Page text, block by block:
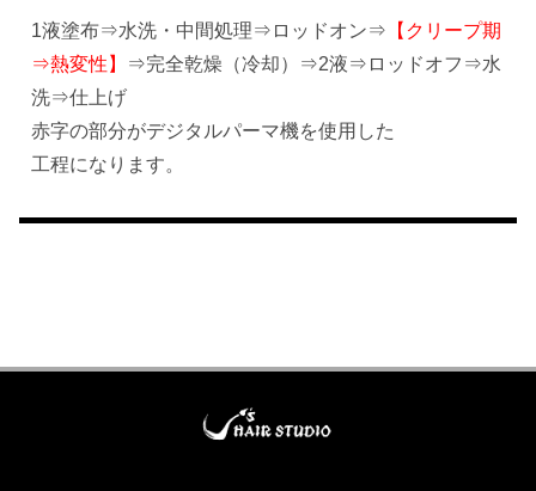
1液塗布⇒水洗・中間処理⇒ロッドオン⇒ 【クリープ期
⇒熱変性】
⇒完全乾燥（冷却）⇒2液⇒ロッドオフ⇒水
洗⇒仕上げ
赤字の部分がデジタルパーマ機を使用した
工程になります。